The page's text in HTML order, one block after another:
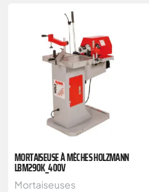
MORTAISEUSE À MÈCHES HOLZMANN
LBM290K_400V
Mortaiseuses